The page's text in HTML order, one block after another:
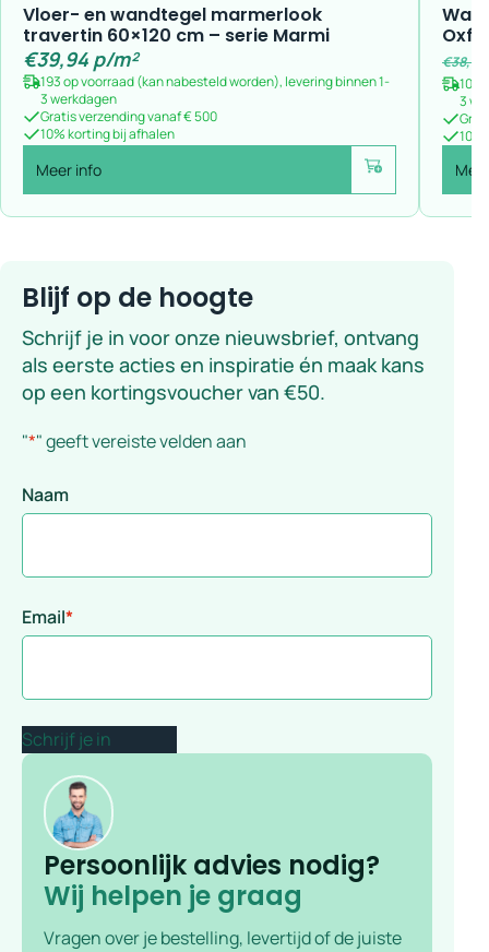
Vloer- en wandtegel marmerlook
travertin 60×120 cm – serie Marmi
€39,94 p/m²
193 op voorraad (kan nabesteld worden), levering binnen 1-
3 werkdagen
Gratis verzending vanaf € 500
10% korting bij afhalen
Meer info Voeg toe
€38,59
108
3
Blijf op de hoogte
Schrijf je in voor onze nieuwsbrief, ontvang
als eerste acties en inspiratie én maak kans
op een kortingsvoucher van €50.
"*" geeft vereiste velden aan
Naam
Email*
Persoonlijk advies nodig?
Wij helpen je graag
Vragen over je bestelling, levertijd of de juiste